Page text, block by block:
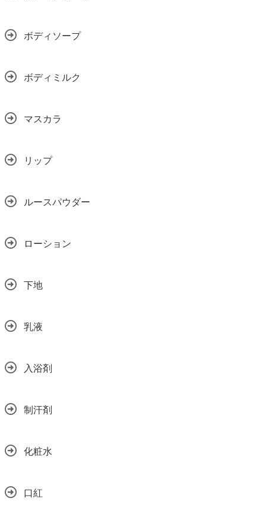
ボディソープ
ボディミルク
マスカラ
リップ
ルースパウダー
ローション
下地
乳液
入浴剤
制汗剤
化粧水
口紅